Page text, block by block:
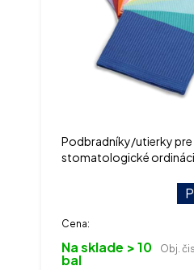
Podbradníky/utierky pre
stomatologické
Cena:
Na sklade > 10
bal
Obj.